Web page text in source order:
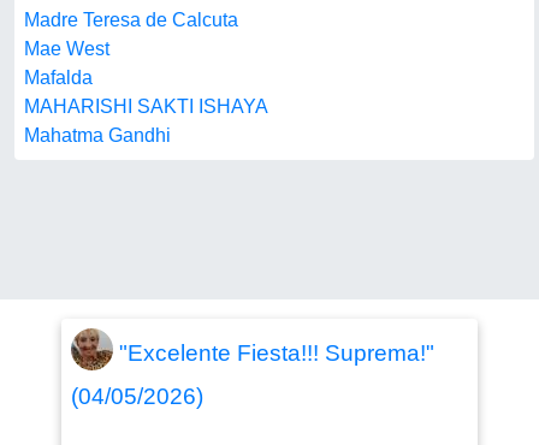
Madre Teresa de Calcuta
Mae West
Mafalda
MAHARISHI SAKTI ISHAYA
Mahatma Gandhi
"Excelente Fiesta!!! Suprema!"
(04/05/2026)